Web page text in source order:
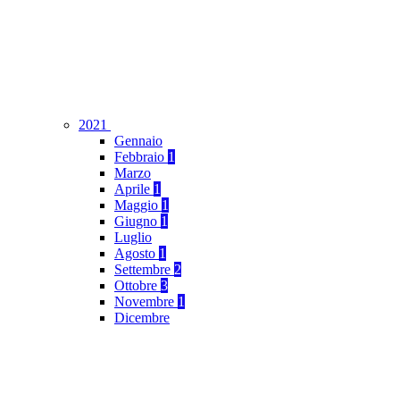
2021
Gennaio
Febbraio 1
Marzo
Aprile 1
Maggio 1
Giugno 1
Luglio
Agosto 1
Settembre 2
Ottobre 3
Novembre 1
Dicembre